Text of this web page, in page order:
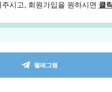
주시고, 회원가입을 원하시면 클릭
텔레그램